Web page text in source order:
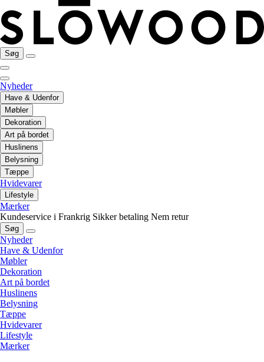
Søg
Nyheder
Have & Udenfor
Møbler
Dekoration
Art på bordet
Huslinens
Belysning
Tæppe
Hvidevarer
Lifestyle
Mærker
Kundeservice i Frankrig Sikker betaling Nem retur
Søg
Nyheder
Have & Udenfor
Møbler
Dekoration
Art på bordet
Huslinens
Belysning
Tæppe
Hvidevarer
Lifestyle
Mærker